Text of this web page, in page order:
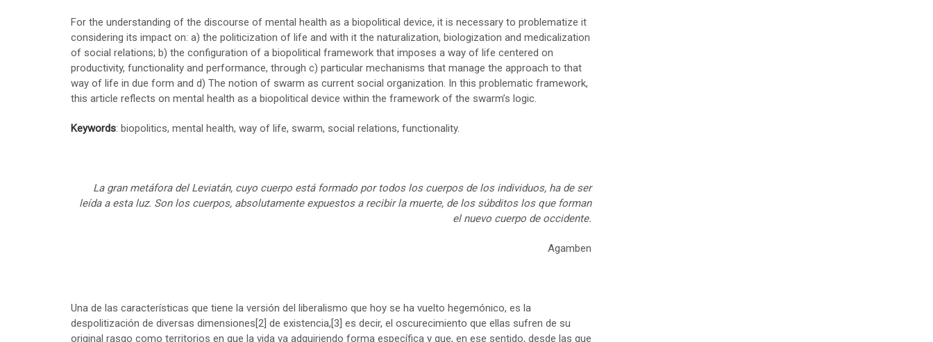
For the understanding of the discourse of mental health as a biopolitical device, it is necessary to problematize it
considering its impact on: a) the politicization of life and with it the naturalization, biologization and medicalization
of social relations; b) the configuration of a biopolitical framework that imposes a way of life centered on
productivity, functionality and performance, through c) particular mechanisms that manage the approach to that
way of life in due form and d) The notion of swarm as current social organization. In this problematic framework,
this article reflects on mental health as a biopolitical device within the framework of the swarm’s logic.
Keywords: biopolitics, mental health, way of life, swarm, social relations, functionality.
La gran metáfora del Leviatán, cuyo cuerpo está formado por todos los cuerpos de los individuos, ha de ser
leída a esta luz. Son los cuerpos, absolutamente expuestos a recibir la muerte, de los súbditos los que forman
el nuevo cuerpo de occidente.
Agamben
Una de las características que tiene la versión del liberalismo que hoy se ha vuelto hegemónico, es la
despolitización de diversas dimensiones[2] de existencia,[3] es decir, el oscurecimiento que ellas sufren de su
original rasgo como territorios en que la vida va adquiriendo forma específica y que, en ese sentido, desde las que